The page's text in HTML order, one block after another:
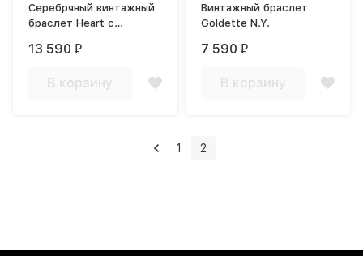
Серебряный винтажный
браслет Heart с
13 590 ₽
В корзину
Винтажный браслет
Goldette N.Y.
7 590 ₽
В корзину
1 2